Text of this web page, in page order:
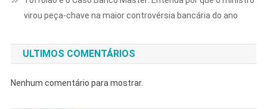
virou peça-chave na maior controvérsia bancária do ano
ULTIMOS COMENTÁRIOS
Nenhum comentário para mostrar.